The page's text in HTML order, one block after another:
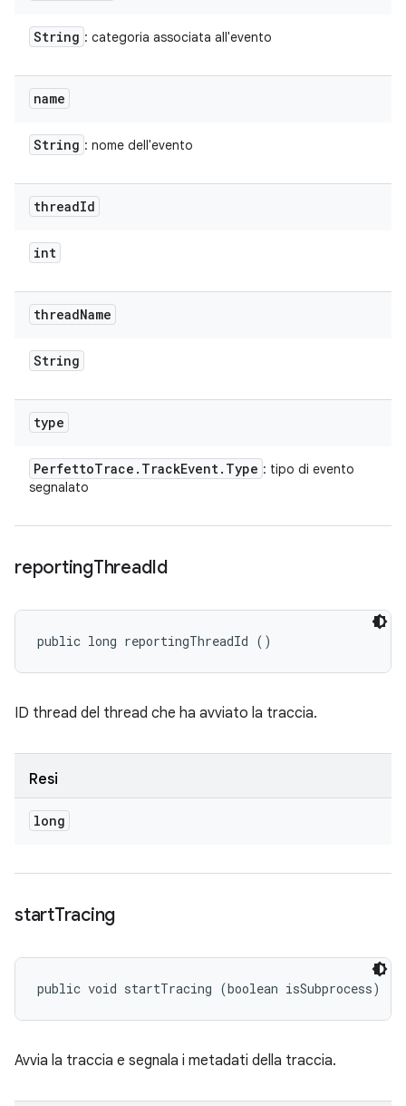
String : categoria associata all'evento
name
String : nome dell'evento
threadId
int
threadName
String
type
PerfettoTrace . TrackEvent. Type : tipo di evento
segnalato
reportingThreadId
public long reportingThreadId ()
ID thread del thread che ha avviato la traccia.
Resi
long
startTracing
public void startTracing (boolean isSubprocess)
Avvia la traccia e segnala i metadati della traccia.